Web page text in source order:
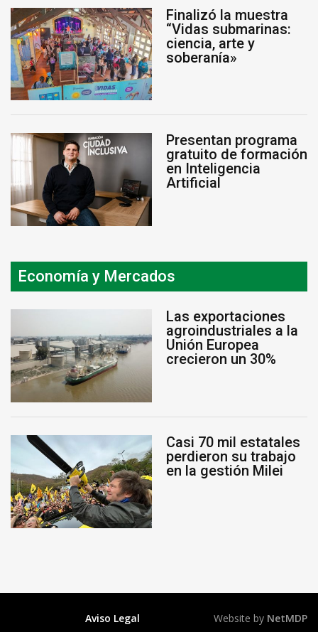
Finalizó la muestra
“Vidas submarinas:
ciencia, arte y
soberanía»
Presentan programa
gratuito de formación
en Inteligencia
Artificial
Economía y Mercados
Las exportaciones
agroindustriales a la
Unión Europea
crecieron un 30%
Casi 70 mil estatales
perdieron su trabajo
en la gestión Milei
Aviso Legal Website by NetMDP